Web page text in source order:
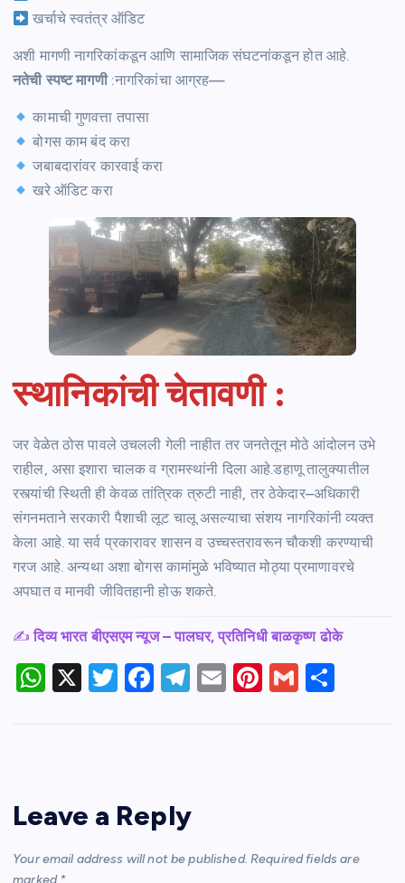
खर्चाचे स्वतंत्र ऑडिट
अशी मागणी नागरिकांकडून आणि सामाजिक संघटनांकडून होत आहे.
नतेची स्पष्ट मागणी:नागरिकांचा आग्रह—
कामाची गुणवत्ता तपासा
बोगस काम बंद करा
जबाबदारांवर कारवाई करा
खरे ऑडिट करा
स्थानिकांची चेतावणी:
जर वेळेत ठोस पावले उचलली गेली नाहीत तर जनतेतून मोठे आंदोलन उभे
राहील, असा इशारा चालक व ग्रामस्थांनी दिला आहे.डहाणू तालुक्यातील
रस्त्यांची स्थिती ही केवळ तांत्रिक त्रुटी नाही, तर ठेकेदार–अधिकारी
संगनमताने सरकारी पैशाची लूट चालू असल्याचा संशय नागरिकांनी व्यक्त
केला आहे. या सर्व प्रकारावर शासन व उच्चस्तरावरून चौकशी करण्याची
गरज आहे. अन्यथा अशा बोगस कामांमुळे भविष्यात मोठ्या प्रमाणावरचे
अपघात व मानवी जीवितहानी होऊ शकते.
✍️दिव्य भारत बीएसएम न्यूज – पालघर, प्रतिनिधी बाळकृष्ण ढोके
W
p
p
X
T
F
o
o
T
m
E
Pi G
Leave a Reply
Your email address will not be published. Required fields are
marked *